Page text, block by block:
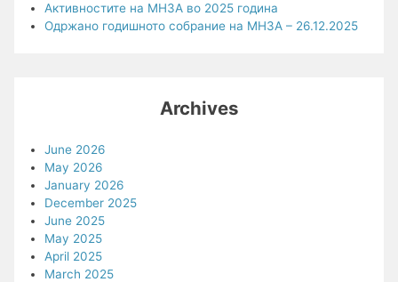
Активностите на МНЗА во 2025 година
Одржано годишното собрание на МНЗА – 26.12.2025
Archives
June 2026
May 2026
January 2026
December 2025
June 2025
May 2025
April 2025
March 2025